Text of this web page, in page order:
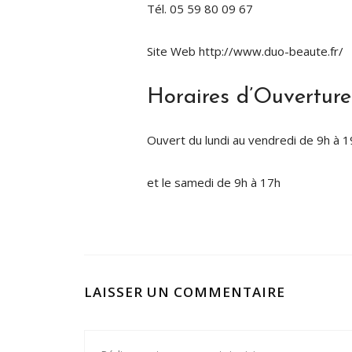
Tél. 05 59 80 09 67
Site Web http://www.duo-beaute.fr/
Horaires d’Ouverture
Ouvert du lundi au vendredi de 9h à
et le samedi de 9h à 17h
LAISSER UN COMMENTAIRE